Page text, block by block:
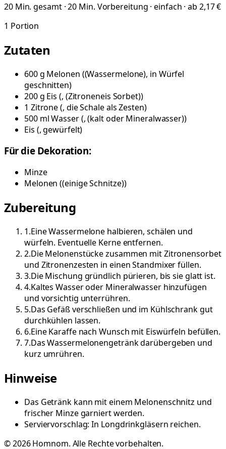
20 Min. gesamt · 20 Min. Vorbereitung · einfach · ab 2,17 €
1 Portion
Zutaten
600g Melonen ((Wassermelone), in Würfel
geschnitten)
200g Eis (, (Zitroneneis Sorbet))
1 Zitrone(, die Schale als Zesten)
500 mlWasser(, (kalt oder Mineralwasser))
Eis (, gewürfelt)
Für die Dekoration:
Minze
Melonen ((einige Schnitze))
Zubereitung
1.Eine Wassermelone halbieren, schälen und
würfeln. Eventuelle Kerne entfernen.
2.Die Melonenstücke zusammen mit Zitronensorbet
und Zitronenzesten in einen Standmixer füllen.
3.Die Mischung gründlich pürieren, bis sie glatt ist.
4.Kaltes Wasser oder Mineralwasser hinzufügen
und vorsichtig unterrühren.
5.Das Gefäß verschließen und im Kühlschrank gut
durchkühlen lassen.
6.Eine Karaffe nach Wunsch mit Eiswürfeln befüllen.
7.Das Wassermelonengetränk darübergeben und
kurz umrühren.
Hinweise
Das Getränk kann mit einem Melonenschnitz und
frischer Minze garniert werden.
Serviervorschlag: In Longdrinkgläsern reichen.
©2026Homnom. Alle Rechte vorbehalten.